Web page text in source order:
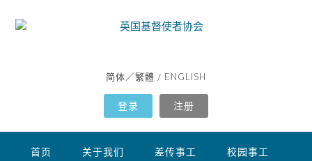
简体／繁體 / ENGLISH
登录 注册
首页 关于我们 差传事工 校园事工